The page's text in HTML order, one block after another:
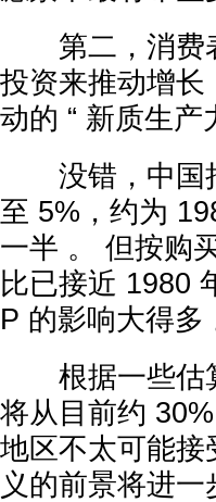
第二，消费表
投资来推动增
动的 “ 新质生产
没错，中国把
至 5%，约为
一半 。 但按购
比已接近 1980
P 的影响大得多
根据一些估算
将从目前约
地区不太可能接
义的前景将进一